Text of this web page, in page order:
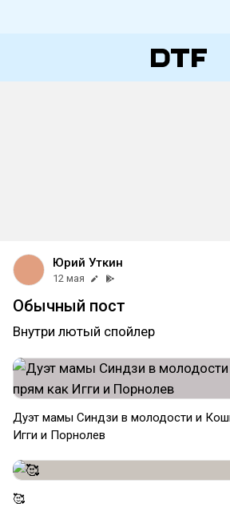
Юрий Уткин
12 мая
Обычный пост
Внутри лютый спойлер
Дуэт мамы Синдзи в молодости и
Игги и Порнолев
🥰